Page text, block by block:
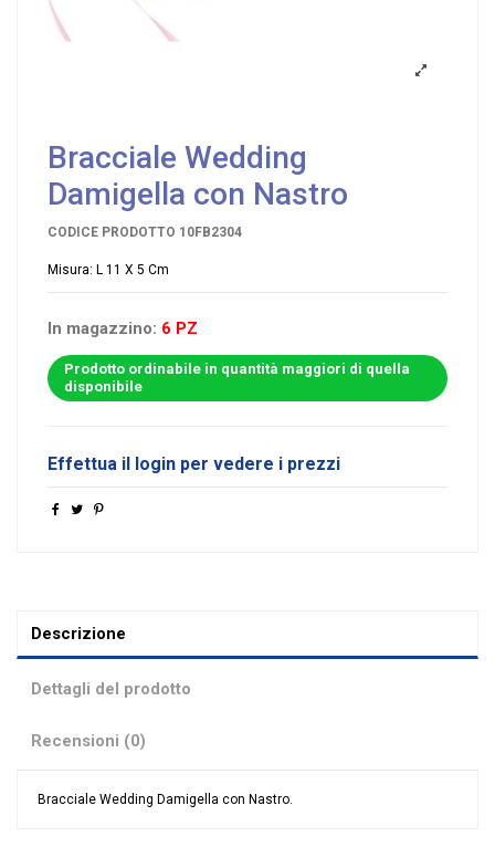
Bracciale Wedding
Damigella con Nastro
CODICE PRODOTTO 10FB2304
Misura: L 11 X 5 Cm
In magazzino: 6 PZ
Prodotto ordinabile in quantità maggiori di quella
disponibile
Effettua il login per vedere i prezzi
Descrizione
Dettagli del prodotto
Recensioni (0)
Bracciale Wedding Damigella con Nastro.